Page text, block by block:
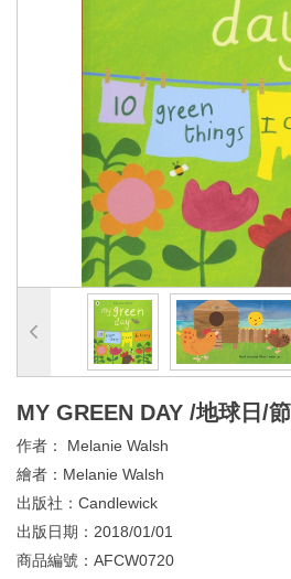
MY GREEN DAY /地球日/
作者： Melanie Walsh
繪者： Melanie Walsh
出版社： Candlewick
出版日期： 2018/01/01
商品編號： AFCW0720